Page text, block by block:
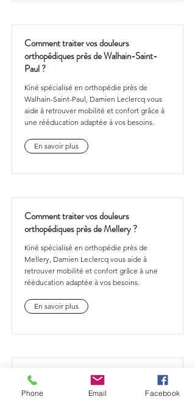
Comment traiter vos douleurs
orthopédiques près de Walhain-Saint-
Paul ?
Kiné spécialisé en orthopédie près de
Walhain-Saint-Paul, Damien Leclercq vous
aide à retrouver mobilité et confort grâce à
une rééducation adaptée à vos besoins.
En savoir plus
Comment traiter vos douleurs
orthopédiques près de Mellery ?
Kiné spécialisé en orthopédie près de
Mellery, Damien Leclercq vous aide à
retrouver mobilité et confort grâce à une
rééducation adaptée à vos besoins.
En savoir plus
Comment traiter vos douleurs
orthopédiques près de Marbais ?
Phone Email Facebook